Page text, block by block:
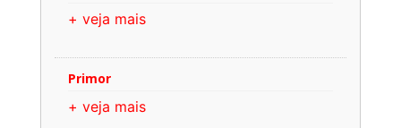
+ veja mais
Primor
+ veja mais